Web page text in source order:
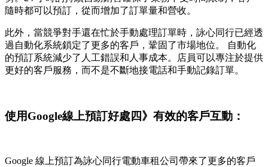
隨時都可以預訂，從而增加了訂單量和營收。
此外，當競爭對手還在忙於手動處理訂單時，詠心同行已經透
過自動化系統鎖定了更多的客戶，鞏固了市場地位。 自動化
的預訂系統減少了人工錯誤和人事成本。店員可以專注於提供
更好的客戶服務，而不是不斷地接電話和手動記錄訂單。
使用Google線上預訂好處四》有效的客戶互動：
Google 線上預訂為詠心同行電動車租公司帶來了更多的客戶